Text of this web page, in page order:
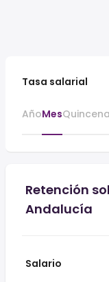
Tasa salarial
AñoMes
Retención
Andalucía
Salario